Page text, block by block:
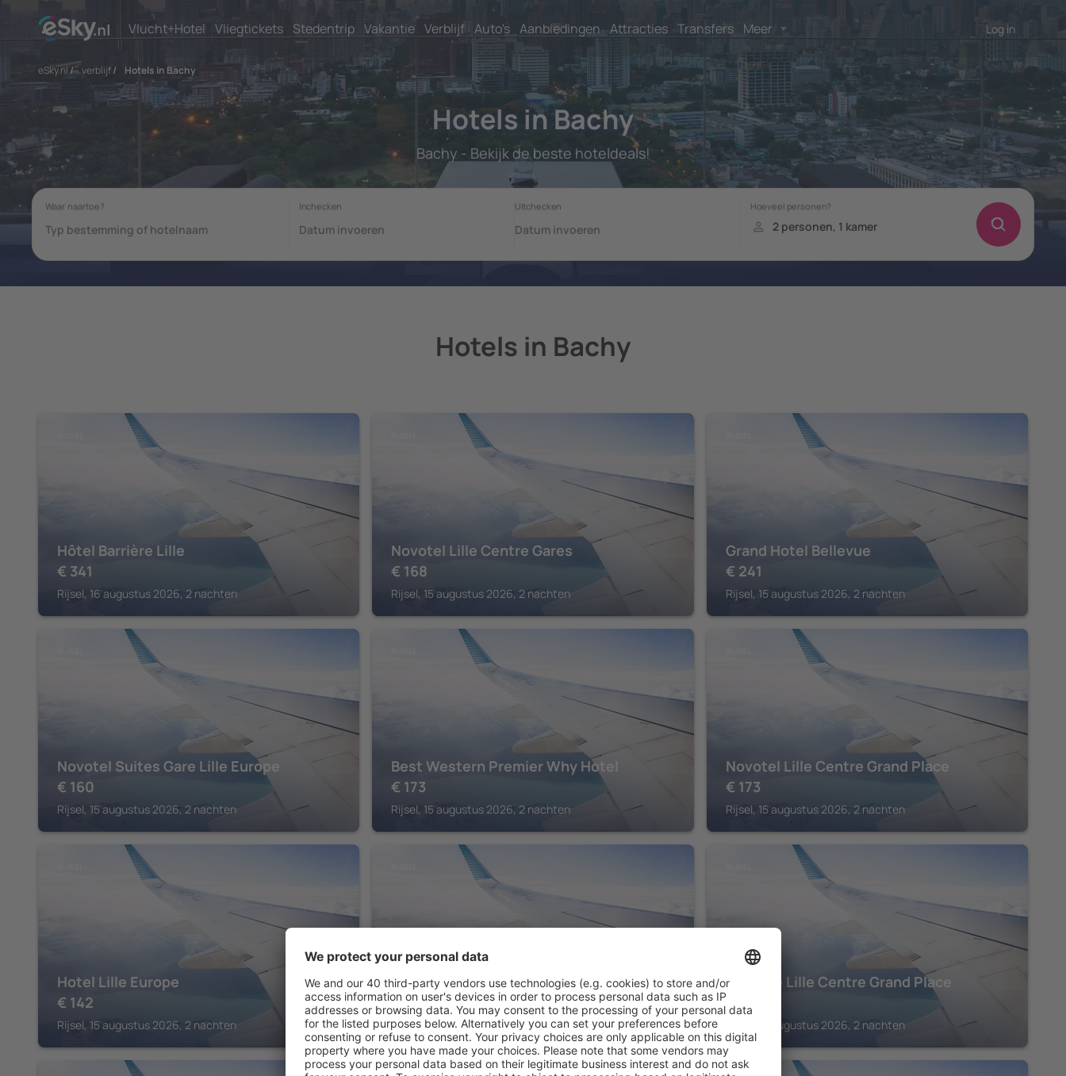
Vlucht+Hotel Vliegtickets Stedentrip Vakantie Verblijf Auto's Aanbiedingen Attracties Transfers Meer Log in
eSky.nl/ verblijf/ Hotels in Bachy
Hotels in Bachy
Bachy - Bekijk de beste hoteldeals!
Hotels in Bachy
Hôtel Barrière Lille
€ 341
Rijsel, 16 augustus 2026, 2 nachten
Novotel Lille Centre Gares
€ 168
Rijsel, 15 augustus 2026, 2 nachten
Grand Hotel Bellevue
€ 241
Rijsel, 15 augustus 2026, 2 nachten
Novotel Suites Gare Lille Europe
€ 160
Rijsel, 15 augustus 2026, 2 nachten
Best Western Premier Why Hotel
€ 173
Rijsel, 15 augustus 2026, 2 nachten
Novotel Lille Centre Grand Place
€ 173
Rijsel, 15 augustus 2026, 2 nachten
Hotel Lille Europe
€ 142
Rijsel, 15 augustus 2026, 2 nachten
OKKO Hotels Lille Centre
€ 171
Rijsel, 16 augustus 2026, 2 nachten
Mercure Lille Centre Grand Place
€ 179
Rijsel, 15 augustus 2026, 2 nachten